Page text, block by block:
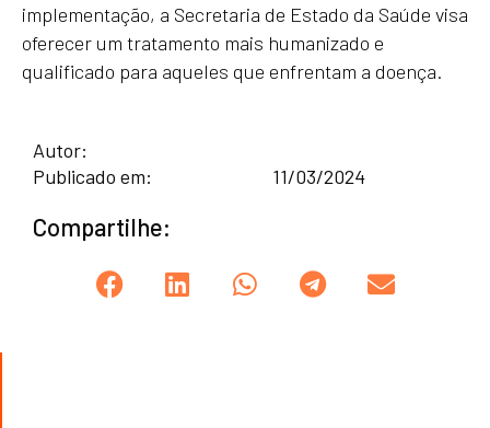
implementação, a Secretaria de Estado da Saúde visa
oferecer um tratamento mais humanizado e
qualificado para aqueles que enfrentam a doença.
Autor:
Publicado em:
11/03/2024
Compartilhe: